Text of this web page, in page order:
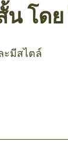
น โด
ะมีสไตล์